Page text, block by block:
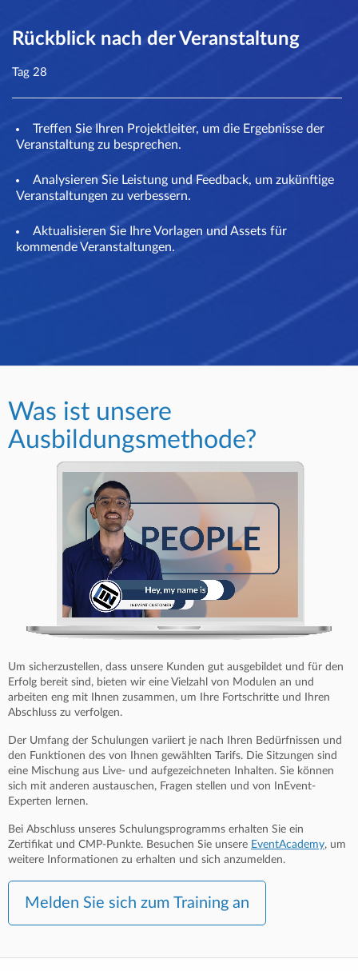
Rückblick nach der Veranstaltung
Tag 28
Treffen Sie Ihren Projektleiter, um die Ergebnisse der
Veranstaltung zu besprechen.
Analysieren Sie Leistung und Feedback, um zukünftige
Veranstaltungen zu verbessern.
Aktualisieren Sie Ihre Vorlagen und Assets für
kommende Veranstaltungen.
Was ist unsere
Ausbildungsmethode?
Um sicherzustellen, dass unsere Kunden gut ausgebildet und für den
Erfolg bereit sind, bieten wir eine Vielzahl von Modulen an und
arbeiten eng mit Ihnen zusammen, um Ihre Fortschritte und Ihren
Abschluss zu verfolgen.
Der Umfang der Schulungen variiert je nach Ihren Bedürfnissen und
den Funktionen des von Ihnen gewählten Tarifs. Die Sitzungen sind
eine Mischung aus Live- und aufgezeichneten Inhalten. Sie können
sich mit anderen austauschen, Fragen stellen und von InEvent-
Experten lernen.
Bei Abschluss unseres Schulungsprogramms erhalten Sie ein
Zertifikat und CMP-Punkte. Besuchen Sie unsere EventAcademy, um
weitere Informationen zu erhalten und sich anzumelden.
Melden Sie sich zum Training an